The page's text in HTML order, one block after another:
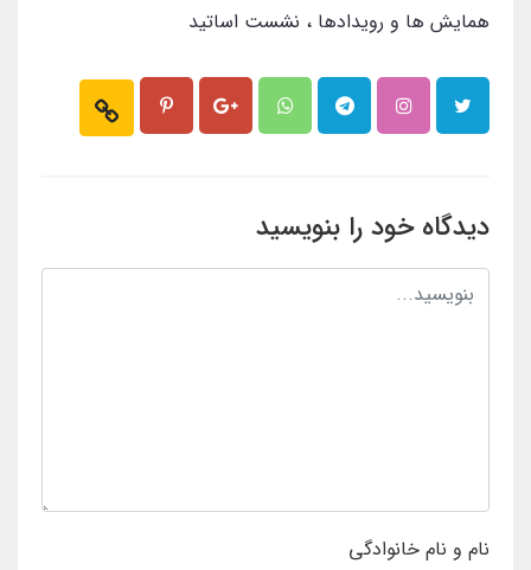
همایش ها و رویدادها
نشست اساتید
دیدگاه خود را بنویسید
نام و نام خانوادگی